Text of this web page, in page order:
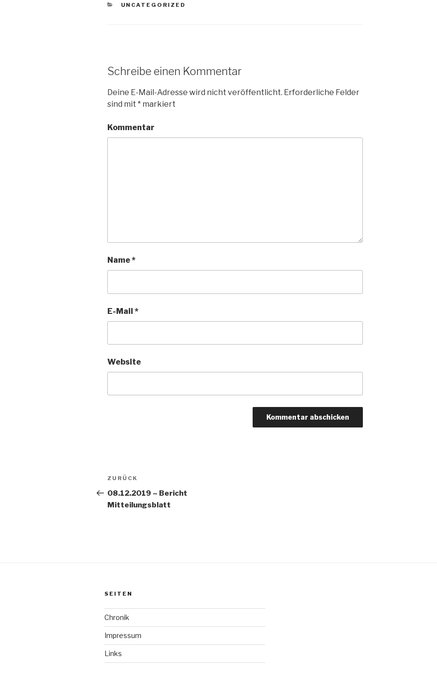
KATEGORIEN
UNCATEGORIZED
Schreibe einen Kommentar
Deine E-Mail-Adresse wird nicht veröffentlicht. Erforderliche Felder
sind mit * markiert
Kommentar
Name*
E-Mail *
Website
Beitrags-
Navigation
Vorheriger
Beitrag
ZURÜCK
08.12.2019 – Bericht
Mitteilungsblatt
SEITEN
Chronik
Impressum
Links